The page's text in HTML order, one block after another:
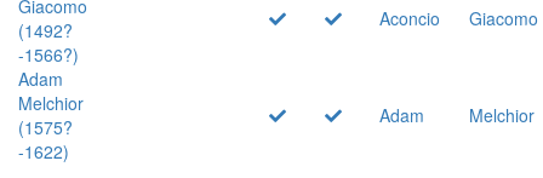
Giacomo
(1492?
-1566?)
Aconcio Giacomo
Adam
Melchior
(1575?
-1622)
Adam Melchior